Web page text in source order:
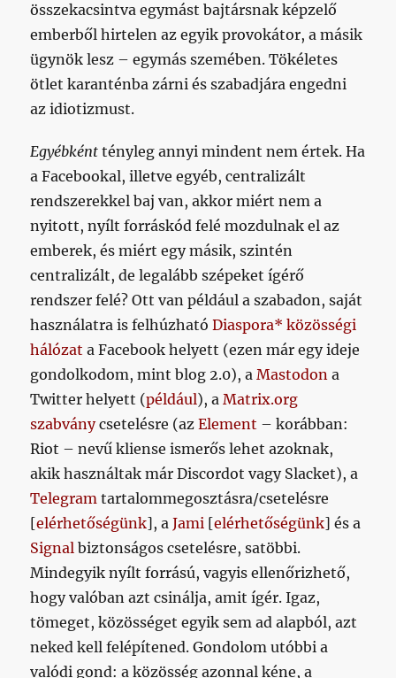
összekacsintva egymást bajtársnak képzelő
emberből hirtelen az egyik provokátor, a másik
ügynök lesz – egymás szemében. Tökéletes
ötlet karanténba zárni és szabadjára engedni
az idiotizmust.
Egyébként tényleg annyi mindent nem értek. Ha
a Facebookal, illetve egyéb, centralizált
rendszerekkel baj van, akkor miért nem a
nyitott, nyílt forráskód felé mozdulnak el az
emberek, és miért egy másik, szintén
centralizált, de legalább szépeket ígérő
rendszer felé? Ott van például a szabadon, saját
használatra is felhúzhatóDiaspora* közösségi
hálózat a Facebook helyett (ezen már egy ideje
gondolkodom, mint blog 2.0), aMastodon a
Twitter helyett (például), aMatrix.org
szabványcsetelésre (azElement – korábban:
Riot – nevű kliense ismerős lehet azoknak,
akik használtak már Discordot vagy Slacket), a
Telegram tartalommegosztásra/csetelésre
[elérhetőségünk], aJami [elérhetőségünk] és a
Signal biztonságos csetelésre, satöbbi.
Mindegyik nyílt forrású, vagyis ellenőrizhető,
hogy valóban azt csinálja, amit ígér. Igaz,
tömeget, közösséget egyik sem ad alapból, azt
neked kell felépítened. Gondolom utóbbi a
valódi gond: a közösség azonnal kéne, a